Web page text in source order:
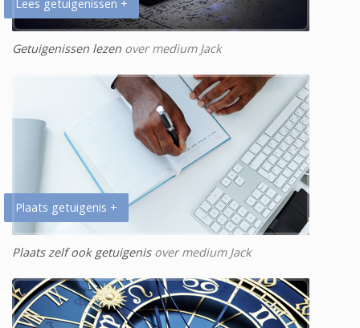
Lees getuigenissen +
Getuigenissen lezen over medium Jack
Plaats getuigenis +
Plaats zelf ook getuigenisover medium Jack